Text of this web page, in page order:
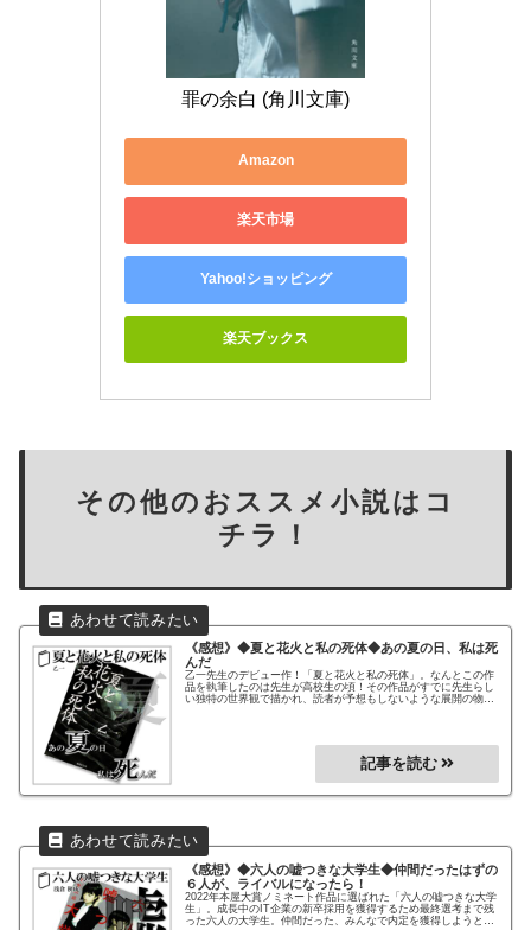
罪の余白 (角川文庫)
Amazon
楽天市場
Yahoo!ショッピング
楽天ブックス
その他のおススメ小説はコ
チラ！
《感想》◆夏と花火と私の死体◆あの夏の日、私は死
んだ
乙一先生のデビュー作！「夏と花火と私の死体」。なんとこの作
品を執筆したのは先生が高校生の頃！その作品がすでに先生らし
い独特の世界観で描かれ、読者が予想もしないような展開の物語
《感想》◆六人の嘘つきな大学生◆仲間だったはずの
６人が、ライバルになったら！
2022年本屋大賞ノミネート作品に選ばれた「六人の嘘つきな大学
生」。成長中のIT企業の新卒採用を獲得するため最終選考まで残
った六人の大学生。仲間だった、みんなで内定を獲得しようと頑